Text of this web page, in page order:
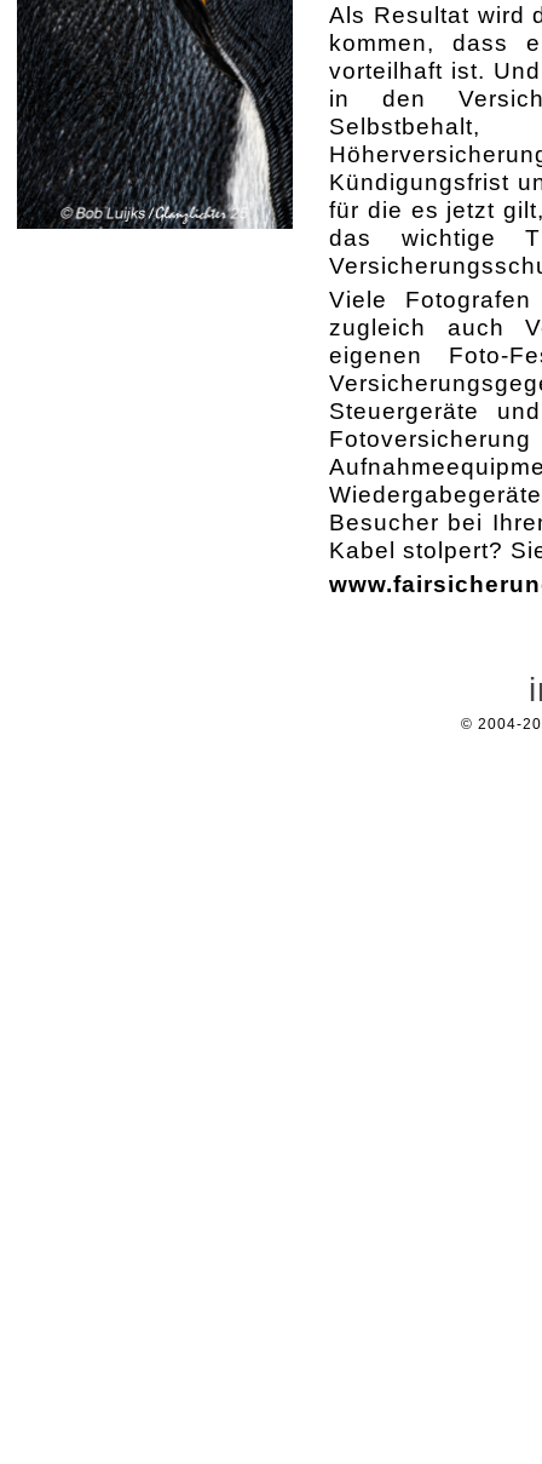
Als Resultat wird
kommen, dass
vorteilhaft ist.
in den
Kündigungsfrist
für die es jetzt
das wichtige
Viele
zugleich auch
eigenen Foto-
Steuergeräte
Besucher bei
Kabel stolpert?
© 2004-